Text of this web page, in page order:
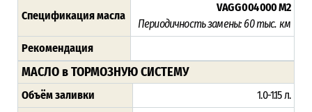
Спецификация масла
VAG G 004 000 M2
Периодичность замены:60 тыс. км
Рекомендация
МАСЛО в ТОРМОЗНУЮ СИСТЕМУ
Объём заливки 1.0-1.15 л.